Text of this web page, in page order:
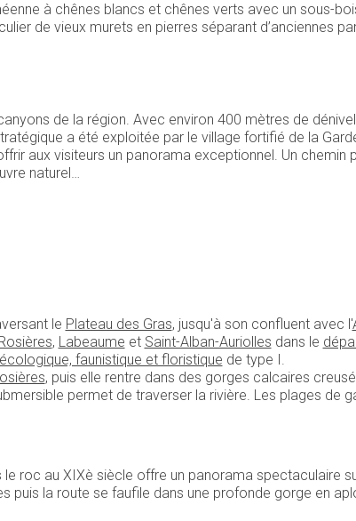
à chênes blancs et chênes verts avec un sous-
de vieux murets en pierres séparant d’anciennes
de la région. Avec environ 400 mètres de
a été exploitée par le village fortifié de la
aux visiteurs un panorama exceptionnel. Un
naturel…
le Plateau des Gras, jusqu'à son confluent avec l'
Rosières, Labeaume et Saint-Alban-Auriolles dans le
faunistique et floristique de type I.
, puis elle rentre dans des gorges calcaires
permet de traverser la rivière. Les plages de
roc au XIXè siècle offre un panorama spectaculaire
puis la route se faufile dans une profonde gorge en